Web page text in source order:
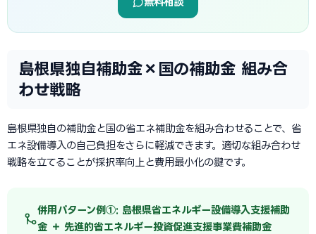
島根県独自補助金×国の補助金 組み合
わせ戦略
島根県独自の補助金と国の省エネ補助金を組み合わせることで、省
エネ設備導入の自己負担をさらに軽減できます。適切な組み合わせ
戦略を立てることが採択率向上と費用最小化の鍵です。
併用パターン例①: 島根県省エネルギー設備導入支援補助
金 ＋ 先進的省エネルギー投資促進支援事業費補助金